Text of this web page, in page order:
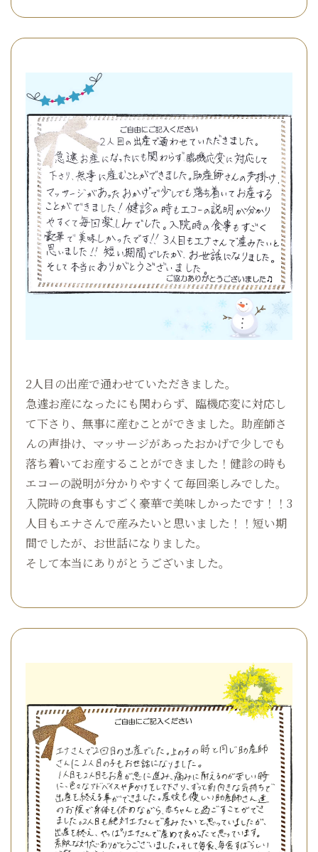
2人目の出産で通わせていただきました。
急遽お産になったにも関わらず、臨機応変に対応し
て下さり、無事に産むことができました。助産師さ
んの声掛け、マッサージがあったおかげで少しでも
落ち着いてお産することができました！健診の時も
エコーの説明が分かりやすくて毎回楽しみでした。
入院時の食事もすごく豪華で美味しかったです！！3
人目もエナさんで産みたいと思いました！！短い期
間でしたが、お世話になりました。
そして本当にありがとうございました。